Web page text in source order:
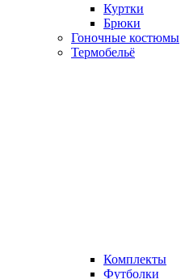
Куртки
Брюки
Гоночные костюмы
Термобельё
Комплекты
Футболки